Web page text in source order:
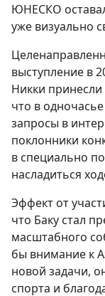
ЮНЕСКО
уже визуально
выступление в
Никки принесли
что в
запросы в
поклонники
в специально
насладиться
Эффект от
что Баку стал
масштабного
бы внимание к
новой задачи,
спорта и